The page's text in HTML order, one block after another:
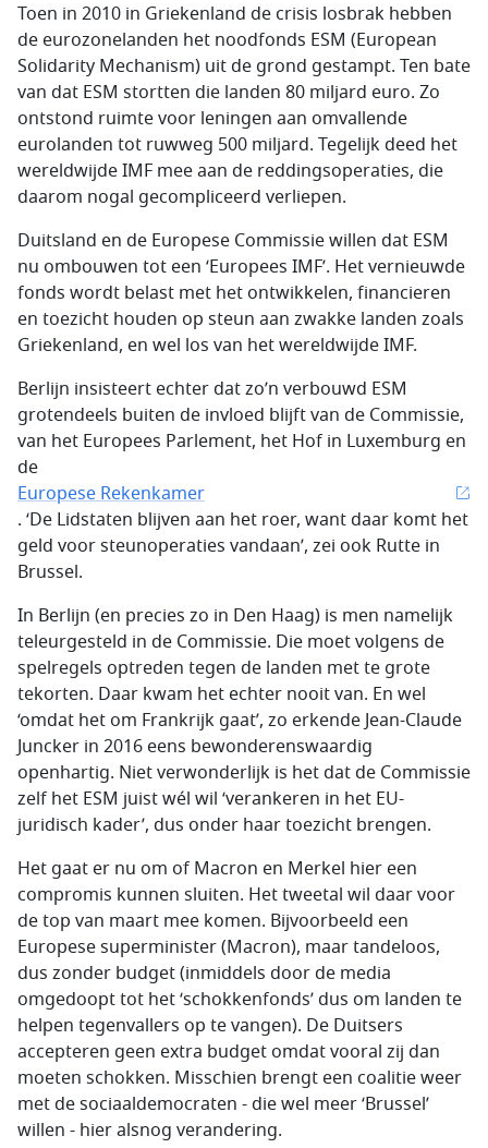
Toen in 2010 in Griekenland de crisis losbrak hebben
de eurozonelanden het noodfonds ESM (European
Solidarity Mechanism) uit de grond gestampt. Ten bate
van dat ESM stortten die landen 80 miljard euro. Zo
ontstond ruimte voor leningen aan omvallende
eurolanden tot ruwweg 500 miljard. Tegelijk deed het
wereldwijde IMF mee aan de reddingsoperaties, die
daarom nogal gecompliceerd verliepen.
Duitsland en de Europese Commissie willen dat ESM
nu ombouwen tot een ‘Europees IMF’. Het vernieuwde
fonds wordt belast met het ontwikkelen, financieren
en toezicht houden op steun aan zwakke landen zoals
Griekenland, en wel los van het wereldwijde IMF.
Berlijn insisteert echter dat zo’n verbouwd ESM
grotendeels buiten de invloed blijft van de Commissie,
van het Europees Parlement, het Hof in Luxemburg en
de
Europese Rekenkamer
. ‘De Lidstaten blijven aan het roer, want daar komt het
geld voor steunoperaties vandaan’, zei ook Rutte in
Brussel.
In Berlijn (en precies zo in Den Haag) is men namelijk
teleurgesteld in de Commissie. Die moet volgens de
spelregels optreden tegen de landen met te grote
tekorten. Daar kwam het echter nooit van. En wel
‘omdat het om Frankrijk gaat’, zo erkende Jean-Claude
Juncker in 2016 eens bewonderenswaardig
openhartig. Niet verwonderlijk is het dat de Commissie
zelf het ESM juist wél wil ‘verankeren in het EU-
juridisch kader’, dus onder haar toezicht brengen.
Het gaat er nu om of Macron en Merkel hier een
compromis kunnen sluiten. Het tweetal wil daar voor
de top van maart mee komen. Bijvoorbeeld een
Europese superminister (Macron), maar tandeloos,
dus zonder budget (inmiddels door de media
omgedoopt tot het ‘schokkenfonds’ dus om landen te
helpen tegenvallers op te vangen). De Duitsers
accepteren geen extra budget omdat vooral zij dan
moeten schokken. Misschien brengt een coalitie weer
met de sociaaldemocraten - die wel meer ‘Brussel’
willen - hier alsnog verandering.